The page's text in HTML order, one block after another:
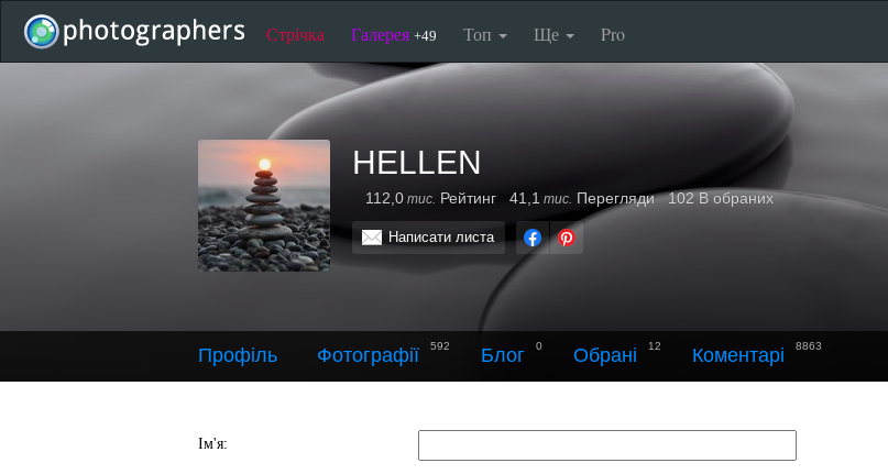
Стрічка Галерея +49 Топ Ще Pro
HELLEN
112,0 тис. Рейтинг 41,1 тис. Перегляди 102 В обраних
Написати листа
Профіль Фотографії 592 Блог 0 Обрані 12 Коментарі 8863
Ім'я: